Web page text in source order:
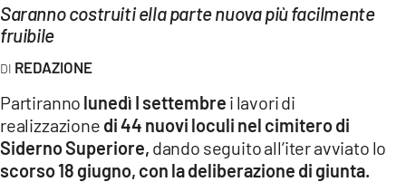
LAC TV
LaC
Network
Saranno costruiti ella parte nuova più facilmente
fruibile
REDAZIONE
Partiranno lunedì I settembre i lavori di
realizzazione di 44 nuovi loculi nel cimitero di
Siderno Superiore, dando seguito all’iter avviato lo
scorso 18 giugno, con la deliberazione di giunta.